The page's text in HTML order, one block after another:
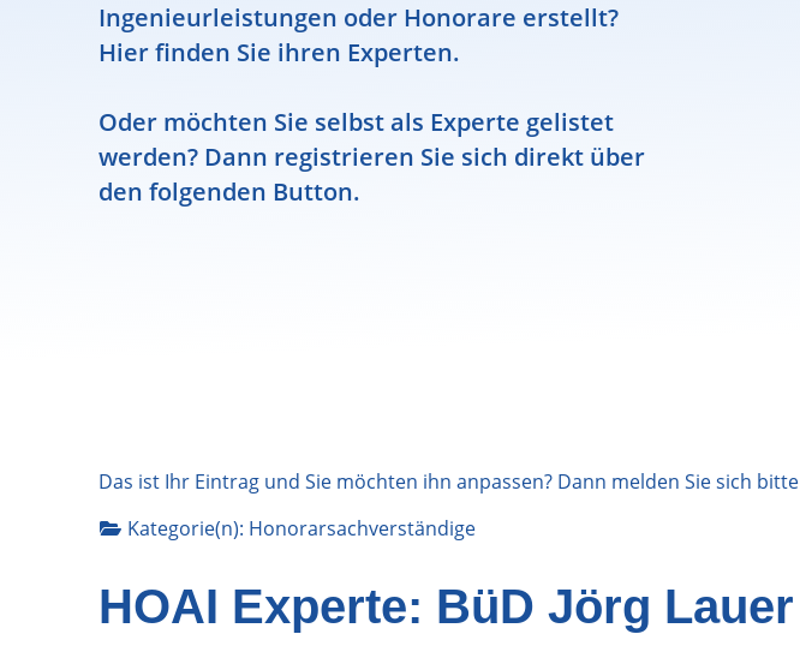
Ingenieurleistungen oder Honorare erstellt?
Hier finden Sie ihren Experten.
Oder möchten Sie selbst als Experte gelistet
werden? Dann registrieren Sie sich direkt über
den folgenden Button.
Das ist Ihr Eintrag und Sie möchten ihn anpassen? Dann melden Sie sich bitte
Kategorie(n): Honorarsachverständige
HOAI Experte: BüD Jörg Lauer